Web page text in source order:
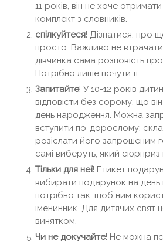
11 років, він не хоче
комплект з словників.
спілкуйтеся! Дізнатися, про
просто. Важливо не втрачати
дівчинка сама розповість про
Потрібно лише почути її.
Запитайте! У 10-12 років
відповісти без сорому, що
день народження. Можна
вступити по-дорослому:
розіслати його запрошеним
самі виберуть, який сюрприз
Тільки для неї! Етикет
вибирати подарунок на
потрібно так, щоб ним
іменинник. Для дитячих свят
винятком.
Чи не докучайте! Не можна